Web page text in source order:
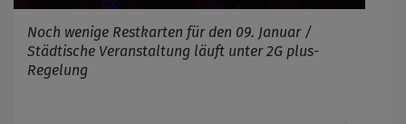
Noch wenige Restkarten für den 09. Januar /
Städtische Veranstaltung läuft unter 2G plus-
Regelung